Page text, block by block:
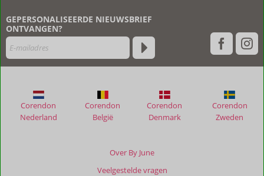
na
hun
verblijf
in
Beoordelingen
GEPERSONALISEERDE NIEUWSBRIEF
ONTVANGEN?
Over By June
Veelgestelde vragen
Corendon
Nederland
Corendon
België
Corendon
Denmark
Corendon
Zweden